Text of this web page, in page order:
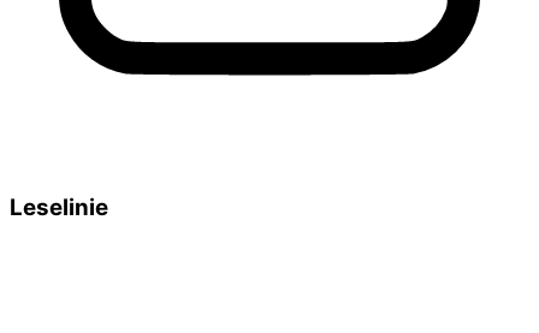
Leselinie